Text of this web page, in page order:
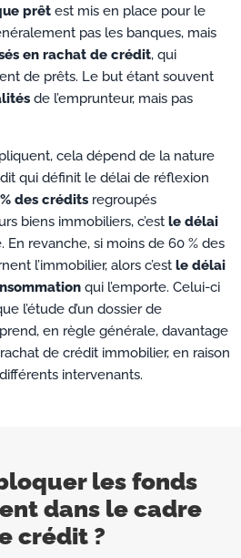
prêt est mis en place pour le
pas les banques, mais
en rachat de crédit, qui
de prêts. Le but étant souvent
de l’emprunteur, mais pas
cela dépend de la nature
qui définit le délai de réflexion
des crédits regroupés
biens immobiliers, c’est le délai
En revanche, si moins de 60 % des
l’immobilier, alors c’est le délai
qui l’emporte. Celui-ci
l’étude d’un dossier de
en règle générale, davantage
de crédit immobilier, en raison
intervenants.
les fonds
dans le cadre
crédit ?